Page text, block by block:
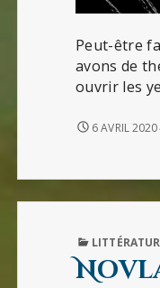
Peut-être
avons de
ouvrir les
IMAGINER
6 AVRIL 2020
PUBLISHED
IN